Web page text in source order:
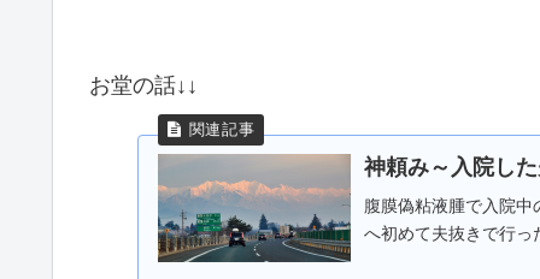
お堂の話↓↓
神頼み～入院し
腹膜偽粘液腫で入院
へ初めて夫抜きで行っ